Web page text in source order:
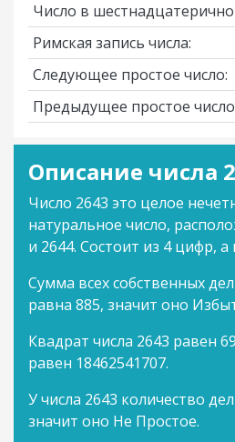
Число в
Римская запись числа:
Следующее простое число:
Предыдущее простое
Описание числа
Число 2643 это целое
натуральное число,
и 2644. Состоит из 4 цифр, а
Сумма всех собственных
равна 885, значит оно
Квадрат числа 2643 равен
равен 18462541707.
У числа 2643 количество
значит оно Не Простое.